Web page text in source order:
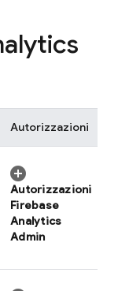
Autorizzazioni
Autorizzazioni
Firebase
Analytics
Admin